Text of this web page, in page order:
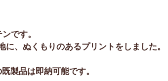
です。
、ぬくもりのあるプリントをしました。
製品は即納可能です。